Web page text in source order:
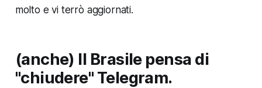
molto e vi terrò aggiornati.
(anche) Il Brasile pensa di
"chiudere" Telegram.